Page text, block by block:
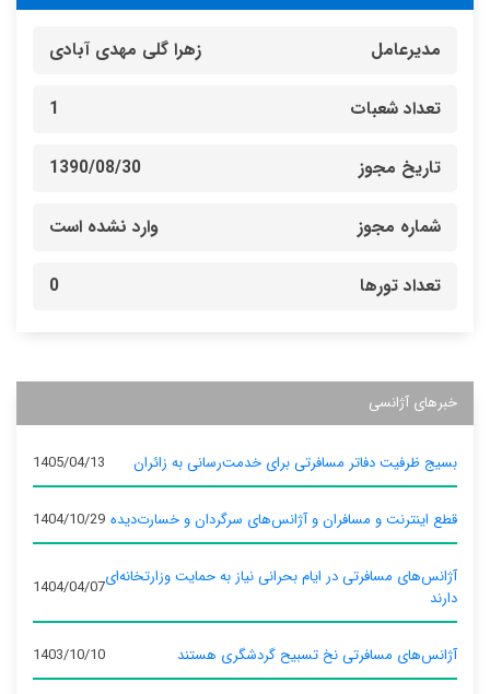
مدیرعامل زهرا گلی مهدی آبادی
تعداد شعبات 1
تاریخ مجوز 1390/08/30
شماره مجوز وارد نشده است
تعداد تورها 0
خبرهای آژانسی
بسیج ظرفیت دفاتر مسافرتی برای خدمت‌رسانی به زائران 1405/04/13
قطع اینترنت و مسافران و آژانس‌های سرگردان و خسارت‌دیده 1404/10/29
آژانس‌های مسافرتی در ایام بحرانی نیاز به حمایت وزارتخانه‌ای
دارند
1404/04/07
آژانس‌های مسافرتی نخ تسبیح گردشگری هستند 1403/10/10